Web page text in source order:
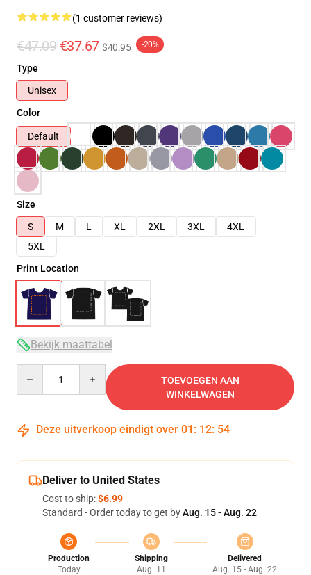
(1 customer reviews)
€47.09 €37.67 $40.95 -20%
Type
Unisex
Color
Default
Size
S
M L XL 2XL 3XL
4XL
5XL
Print Location
Bekijk maattabel
TOEVOEGEN AAN
WINKELWAGEN
Deze uitverkoop eindigt over 01 : 12: 54
Deliver to United States
Cost to ship:$6.99
Standard - Order today to get byAug. 15 - Aug. 22
Production
Today
Shipping
Aug. 11
Delivered
Aug. 15 - Aug. 22